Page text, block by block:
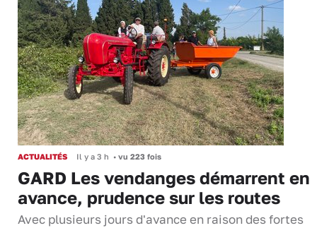
ACTUALITÉS Il y a 3 h • vu 223 fois
GARD Les vendanges démarrent en
avance, prudence sur les routes
Avec plusieurs jours d'avance en raison des fortes